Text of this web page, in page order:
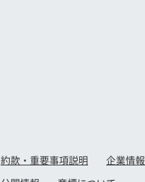
約款・重要事項説明
企業情報